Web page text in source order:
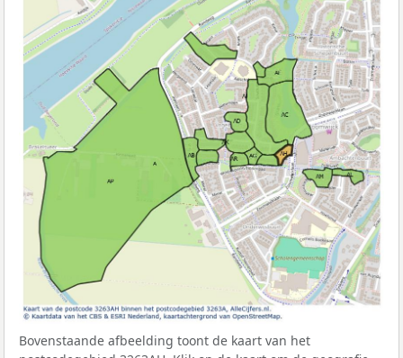
Bovenstaande afbeelding toont de kaart van het